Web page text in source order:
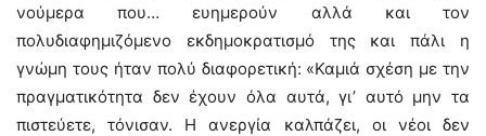
νούμερα που… ευημερούν αλλά και τον
πολυδιαφημιζόμενο εκδημοκρατισμό της και πάλι η
γνώμη τους ήταν πολύ διαφορετική: «Καμιά σχέση με την
πραγματικότητα δεν έχουν όλα αυτά, γι’ αυτό μην τα
πιστεύετε, τόνισαν. Η ανεργία καλπάζει, οι νέοι δεν